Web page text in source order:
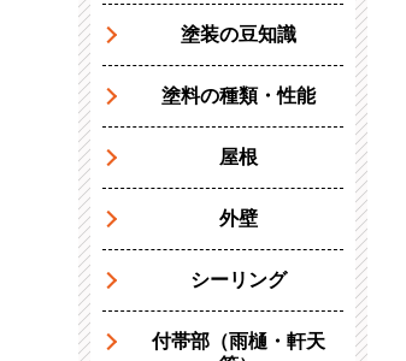
塗装の豆知識
塗料の種類・性能
屋根
外壁
シーリング
付帯部（雨樋・軒天